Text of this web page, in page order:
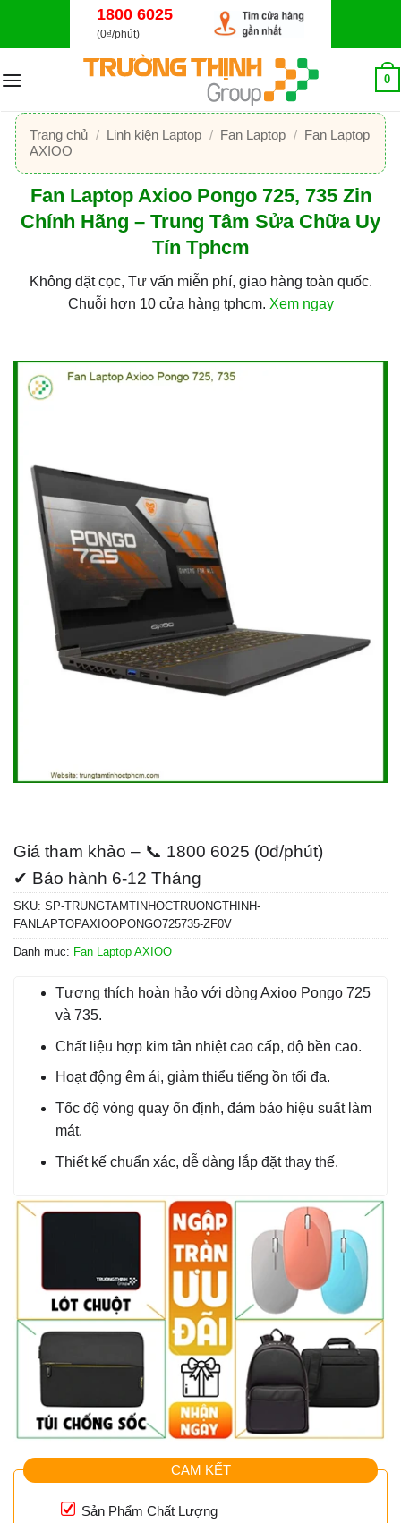
dung
1800 6025
(0₫/phút)
0
Trang chủ / Linh kiện Laptop / Fan Laptop / Fan Laptop
AXIOO
Fan Laptop Axioo Pongo 725, 735 Zin
Chính Hãng – Trung Tâm Sửa Chữa Uy
Tín Tphcm
Không đặt cọc, Tư vấn miễn phí, giao hàng toàn quốc.
Chuỗi hơn 10 cửa hàng tphcm. Xem ngay
Giá tham khảo – 📞 1800 6025 (0đ/phút)
✔ Bảo hành 6-12 Tháng
SKU: SP-TRUNGTAMTINHOCTRUONGTHINH-
FANLAPTOPAXIOOPONGO725735-ZF0V
Danh mục: Fan Laptop AXIOO
Tương thích hoàn hảo với dòng Axioo Pongo 725
và 735.
Chất liệu hợp kim tản nhiệt cao cấp, độ bền cao.
Hoạt động êm ái, giảm thiểu tiếng ồn tối đa.
Tốc độ vòng quay ổn định, đảm bảo hiệu suất làm
mát.
Thiết kế chuẩn xác, dễ dàng lắp đặt thay thế.
CAM KẾT
Sản Phẩm Chất Lượng